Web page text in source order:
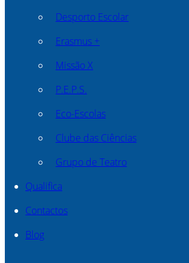
Desporto Escolar
Erasmus +
Missão X
P.E.P.S.
Eco-Escolas
Clube das Ciências
Grupo de Teatro
Qualifica
Contactos
Blog